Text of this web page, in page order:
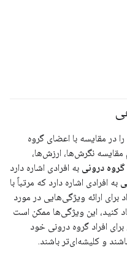
در مقایسه با اعضای گروه
مقایسه نگرش‌ها، ارزش‌ها،
گروه درونی به افرادی اشاره دارد
به افرادی اشاره دارد که مرتباً با
برای ارائه ویژگی‌هایی در مورد
کنید، این ویژگی‌ها ممکن است
افراد گروه درونی خود
و کلیشه‌ای‌تر باشند.